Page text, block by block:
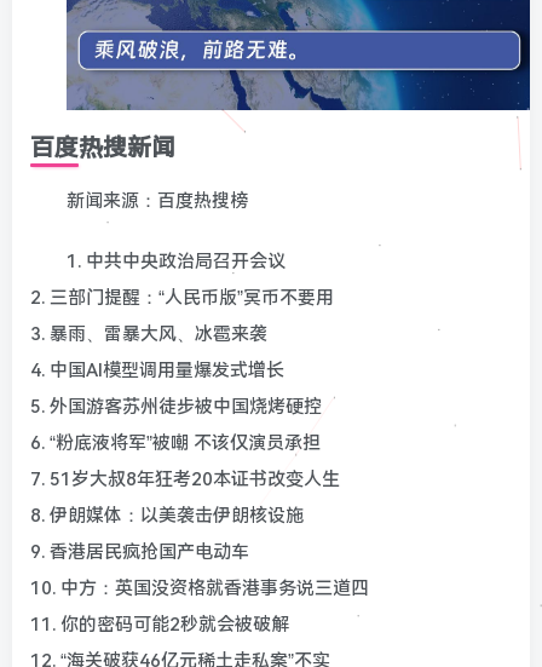
百度热搜新闻
新闻来源：百度热搜榜
1. 中共中央政治局召开会议
2. 三部门提醒：“人民币版”冥币不要用
3. 暴雨、雷暴大风、冰雹来袭
4. 中国AI模型调用量爆发式增长
5. 外国游客苏州徒步被中国烧烤硬控
6. “粉底液将军”被嘲 不该仅演员承担
7. 51岁大叔8年狂考20本证书改变人生
8. 伊朗媒体：以美袭击伊朗核设施
9. 香港居民疯抢国产电动车
10. 中方：英国没资格就香港事务说三道四
11. 你的密码可能2秒就会被破解
12. “海关破获46亿元稀土走私案”不实